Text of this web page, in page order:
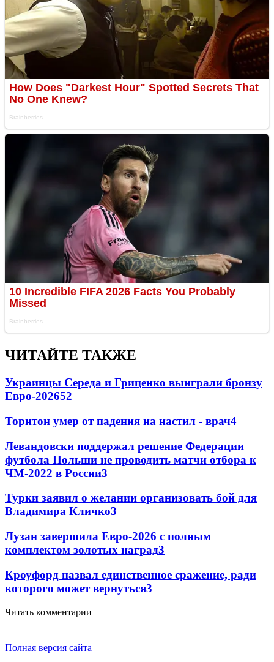
ЧИТАЙТЕ ТАКЖЕ
Украинцы Середа и Гриценко выиграли бронзу
Евро-202652
Торнтон умер от падения на настил - врач4
Левандовски поддержал решение Федерации
футбола Польши не проводить матчи отбора к
ЧМ-2022 в России3
Турки заявил о желании организовать бой для
Владимира Кличко3
Лузан завершила Евро-2026 с полным
комплектом золотых наград3
Кроуфорд назвал единственное сражение, ради
которого может вернуться3
Читать комментарии
Полная версия сайта